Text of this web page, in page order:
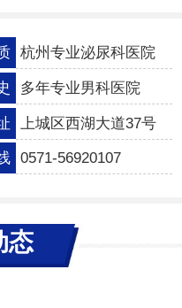
杭州专业泌尿科医院
多年专业男科医院
上城区西湖大道37号
0571-56920107
态